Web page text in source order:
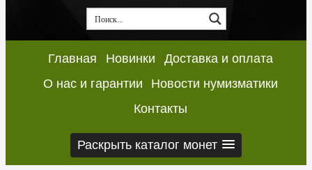
Главная Новинки
Доставка и оплата
О нас и гарантии
Новости нумизматики
Контакты
Раскрыть каталог монет